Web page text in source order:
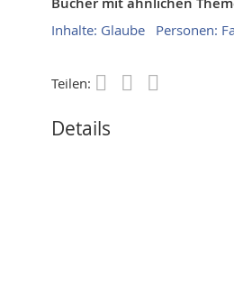
Inhalte: Glaube Personen:
Teilen:
Details